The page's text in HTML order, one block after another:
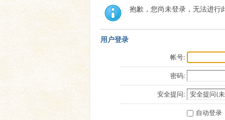
抱歉，您尚未登录，无法进行
用户登录
帐号:
密码:
安全提问:
自动登录